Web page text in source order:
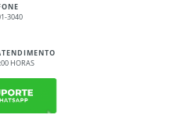
3040
HORAS